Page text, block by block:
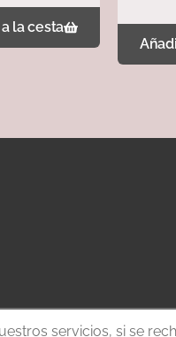
la cesta
servicios, si se